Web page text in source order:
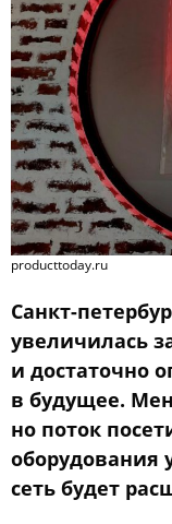
producttoday.ru
Санкт-
увеличилась
и достаточно
в будущее.
но поток
оборудования
сеть будет